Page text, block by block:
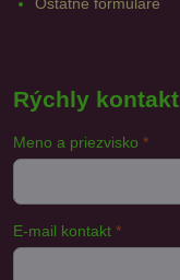
Rýchly kontakt
Meno a priezvisko *
E-mail kontakt *